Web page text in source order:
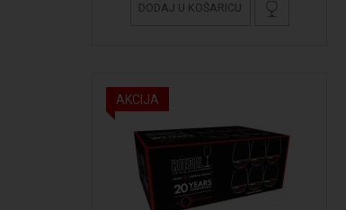
DODAJ U KOŠARICU
AKCIJA